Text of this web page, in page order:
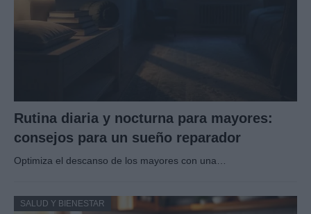
Rutina diaria y nocturna para mayores:
consejos para un sueño reparador
Optimiza el descanso de los mayores con una…
SALUD Y BIENESTAR